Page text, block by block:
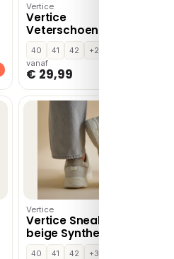
Vertice
Vertice
Veterschoenen bruin
Leer
40 41 42
+2
vanaf
€ 29,99
Vertice
Vertice Sneakers
beige Synthetisch
40 41 42
+3